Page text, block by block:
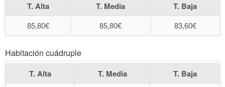
T. Alta T. Media T. Baja
85,80€ 85,80€ 83,60€
Habitación cuádruple
T. Alta T. Media T. Baja